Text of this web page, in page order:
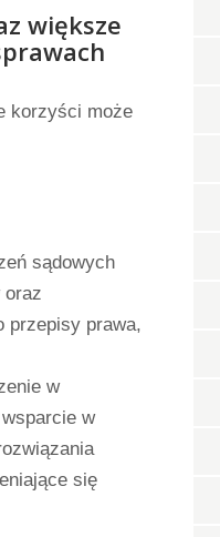
większe
korzyści może
sądowych
oraz
przepisy prawa,
w
w
się